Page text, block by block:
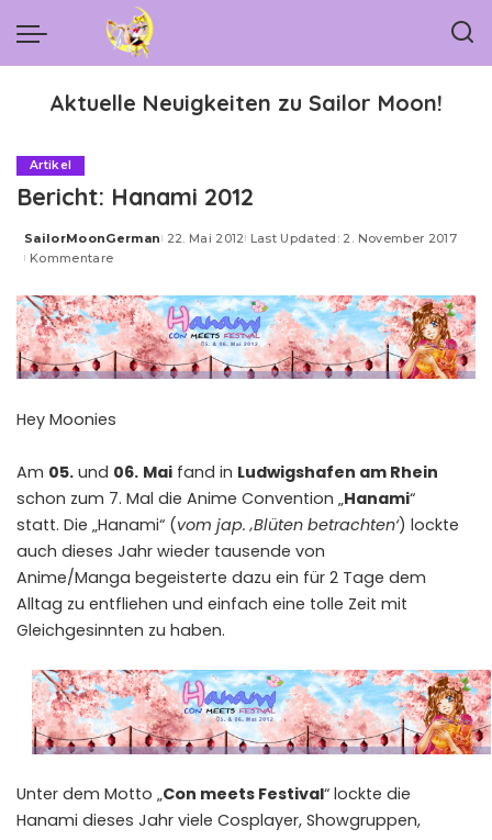
Aktuelle Neuigkeiten zu Sailor Moon!
Artikel
Bericht: Hanami 2012
Posted
by
SailorMoonGerman 22. Mai 2012 Last Updated: 2. November 2017
Kommentare
Hey Moonies
Am 05. und 06. Mai fand in Ludwigshafen am Rhein
schon zum 7. Mal die Anime Convention „Hanami“
statt. Die „Hanami“ (vom jap. ‚Blüten betrachten‘) lockte
auch dieses Jahr wieder tausende von
Anime/Manga begeisterte dazu ein für 2 Tage dem
Alltag zu entfliehen und einfach eine tolle Zeit mit
Gleichgesinnten zu haben.
Unter dem Motto „Con meets Festival“ lockte die
Hanami dieses Jahr viele Cosplayer, Showgruppen,